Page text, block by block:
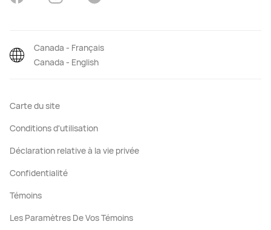
Carte du site
Conditions d'utilisation
Déclaration relative à la vie privée
Confidentialité
Témoins
Les Paramètres De Vos Témoins
Canada - Français
Canada - English